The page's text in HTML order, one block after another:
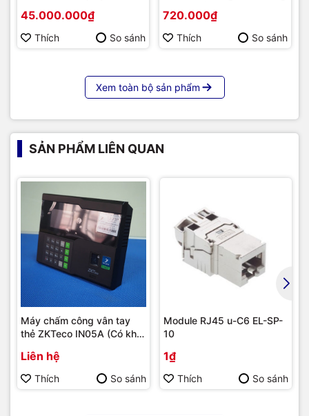
86 | Cấu hình cao cấp |
Hàng chính hãng
45.000.000₫
Thích So sánh
720.000₫
Thích So sánh
Xem toàn bộ sản phẩm
SẢN PHẨM LIÊN QUAN
Máy chấm công vân tay
thẻ ZKTeco IN05A (Có khả
Hàng chính hãng
Liên hệ
Thích So sánh
Module RJ45 u-C6 EL-SP-
10
1₫
Thích So sánh